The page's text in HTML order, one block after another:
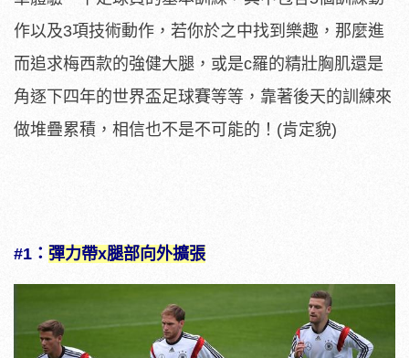
作以及3項技術動作，若你於之中找到樂趣，那麼進
而追求梅西款的強健大腿，或是c羅的精壯胸肌還是
角逐下四年的世界盃足球賽等等，靠著後天的訓練來
做堆疊累積，相信也不是不可能的！(肯定貌)
#1： 彈力帶x腿部向外擴張